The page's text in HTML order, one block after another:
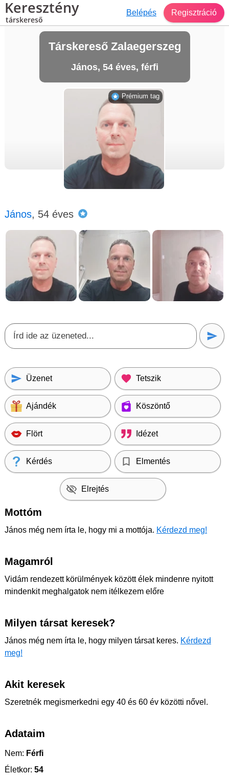
Keresztény
társkereső
Belépés Regisztráció
Társkereső Zalaegerszeg
János, 54 éves, férfi
János, 54 éves
Üzenet Tetszik
Ajándék Köszöntő
Flört Idézet
Kérdés Elmentés
Elrejtés
Mottóm
János még nem írta le, hogy mi a mottója. Kérdezd meg!
Magamról
Vidám rendezett körülmények között élek mindenre nyitott
mindenkit meghalgatok nem itélkezem előre
Milyen társat keresek?
János még nem írta le, hogy milyen társat keres. Kérdezd
meg!
Akit keresek
Szeretnék megismerkedni egy 40 és 60 év közötti nővel.
Adataim
Nem: Férfi
Életkor: 54
Prémium tag